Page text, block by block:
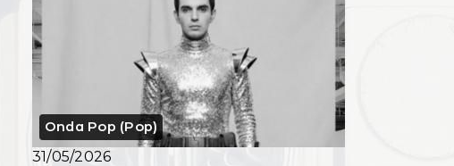
Onda Pop (Pop)
31/05/2026